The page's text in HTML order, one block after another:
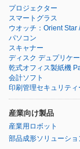
プロジェクター
スマートグラス
ウオッチ：Orient Star
パソコン
スキャナー
ディスク デュプリケ
乾式オフィス製紙機
会計ソフト
印刷管理セキュリティ
産業向け製品
産業用ロボット
部品成形ソリューショ